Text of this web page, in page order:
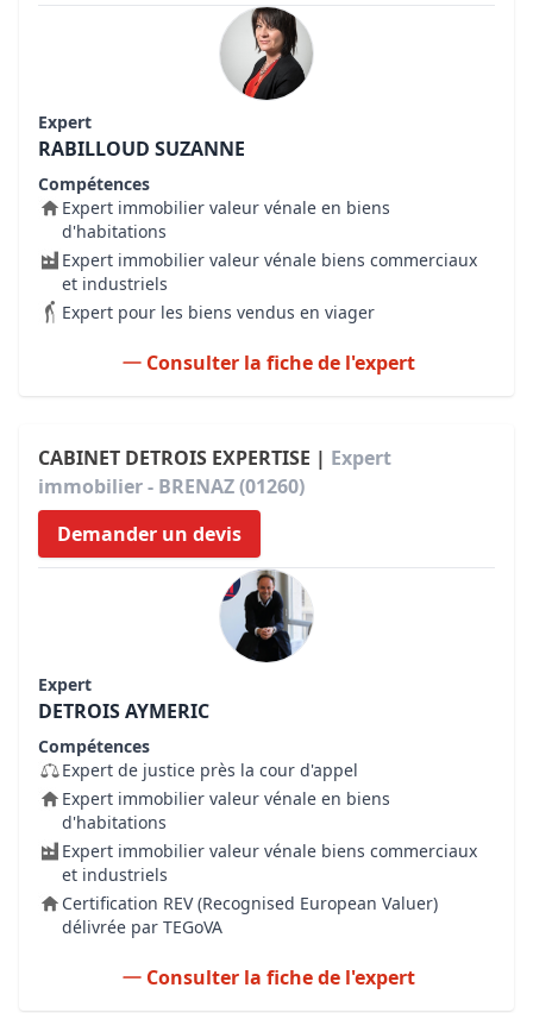
Expert
RABILLOUD SUZANNE
Compétences
Expert immobilier valeur vénale en biens
d'habitations
Expert immobilier valeur vénale biens commerciaux
et industriels
Expert pour les biens vendus en viager
Consulter la fiche de l'expert
CABINET DETROIS EXPERTISE | Expert
immobilier - BRENAZ (01260)
Demander un devis
Expert
DETROIS AYMERIC
Compétences
Expert de justice près la cour d'appel
Expert immobilier valeur vénale en biens
d'habitations
Expert immobilier valeur vénale biens commerciaux
et industriels
Certification REV (Recognised European Valuer)
délivrée par TEGoVA
Consulter la fiche de l'expert